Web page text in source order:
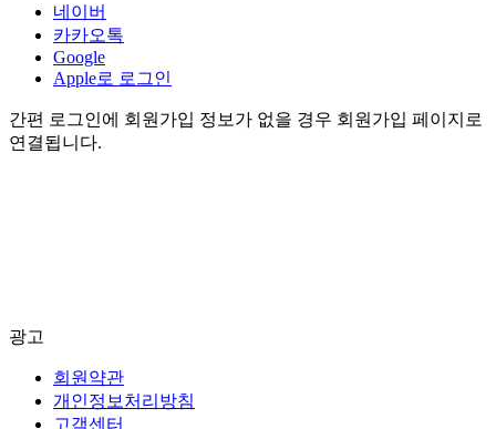
네이버
카카오톡
Google
Apple로 로그인
간편 로그인에 회원가입 정보가 없을 경우 회원가입 페이지로
연결됩니다.
광고
회원약관
개인정보처리방침
고객센터